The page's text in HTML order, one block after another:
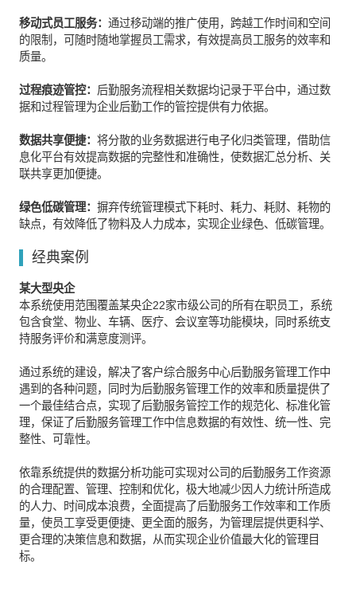
移动式员工服务： 通过移动端的推广使用，跨越工作时间和空间
的限制，可随时随地掌握员工需求，有效提高员工服务的效率和
质量。
过程痕迹管控： 后勤服务流程相关数据均记录于平台中，通过数
据和过程管理为企业后勤工作的管控提供有力依据。
数据共享便捷： 将分散的业务数据进行电子化归类管理，借助信
息化平台有效提高数据的完整性和准确性，使数据汇总分析、关
联共享更加便捷。
绿色低碳管理： 摒弃传统管理模式下耗时、耗力、耗财、耗物的
缺点，有效降低了物料及人力成本，实现企业绿色、低碳管理。
经典案例
某大型央企
本系统使用范围覆盖某央企22家市级公司的所有在职员工，系统
包含食堂、物业、车辆、医疗、会议室等功能模块，同时系统支
持服务评价和满意度测评。
通过系统的建设，解决了客户综合服务中心后勤服务管理工作中
遇到的各种问题，同时为后勤服务管理工作的效率和质量提供了
一个最佳结合点，实现了后勤服务管控工作的规范化、标准化管
理，保证了后勤服务管理工作中信息数据的有效性、统一性、完
整性、可靠性。
依靠系统提供的数据分析功能可实现对公司的后勤服务工作资源
的合理配置、管理、控制和优化，极大地减少因人力统计所造成
的人力、时间成本浪费，全面提高了后勤服务工作效率和工作质
量，使员工享受更便捷、更全面的服务，为管理层提供更科学、
更合理的决策信息和数据，从而实现企业价值最大化的管理目
标。